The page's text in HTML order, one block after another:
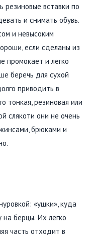
резиновые вставки по
и снимать обувь.
и невысоким
если сделаны из
промокает и легко
беречь для сухой
приводить в
тонкая, резиновая или
слякоти они не очень
брюками и
«ушки», куда
берцы. Их легко
часть отходит в